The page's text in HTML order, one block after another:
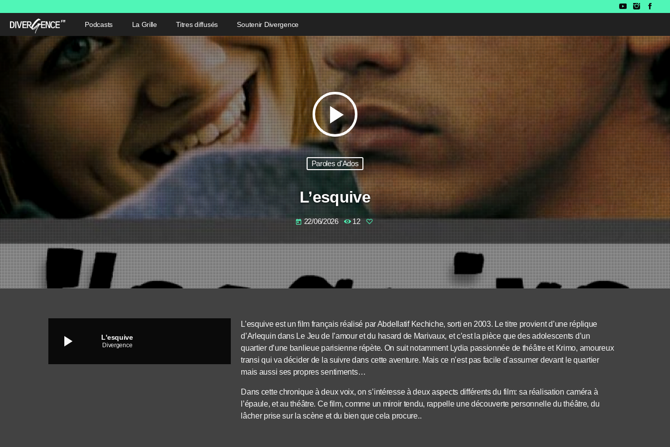
Podcasts La Grille Titres diffusés Soutenir Divergence
play_arrow
Paroles d'Ados
L’esquive
today 22/06/2026 12
play_arrow L'esquive
Divergence
L’esquive est un film français réalisé par Abdellatif Kechiche, sorti en 2003. Le titre provient d’une réplique
d’Arlequin dans Le Jeu de l’amour et du hasard de Marivaux, et c’est la pièce que des adolescents d’un
quartier d’une banlieue parisienne répète. On suit notamment Lydia passionnée de théâtre et Krimo, amoureux
transi qui va décider de la suivre dans cette aventure. Mais ce n’est pas facile d’assumer devant le quartier
mais aussi ses propres sentiments…
Dans cette chronique à deux voix, on s’intéresse à deux aspects différents du film: sa réalisation caméra à
l’épaule, et au théâtre. Ce film, comme un miroir tendu, rappelle une découverte personnelle du théâtre, du
lâcher prise sur la scène et du bien que cela procure..